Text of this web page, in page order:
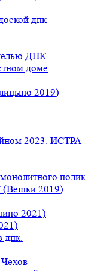
дпк
ДПК
доме
2019)
2023. ИСТРА
(Вешки 2019)
2021)
дпк.